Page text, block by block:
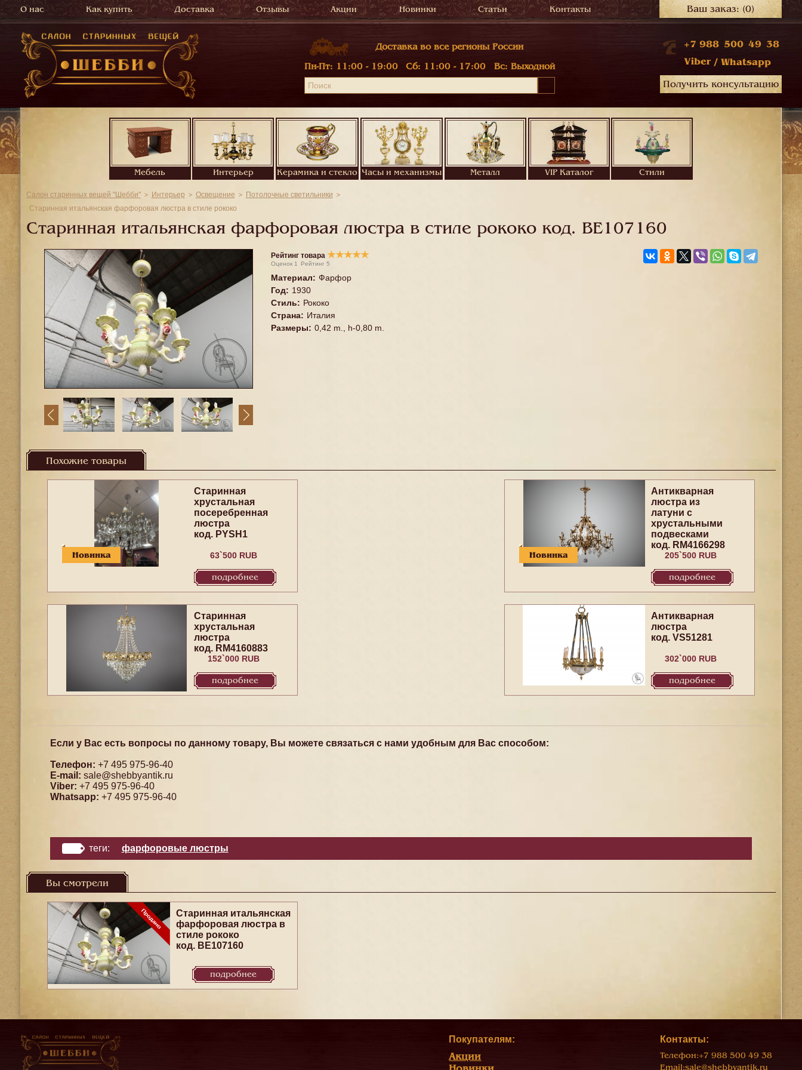
О нас Как купить Доставка Отзывы Акции Новинки Статьи Контакты Ваш заказ:(0)
Доставка во все регионы России
Пн-Пт: 11:00 - 19:00 Сб: 11:00 - 17:00 Вс: Выходной
+7 988 500 49 38
Viber / Whatsapp
Получить консультацию
Мебель Интерьер Керамика и стекло Часы и механизмы Металл VIP Каталог Стили
Салон старинных вещей "Шебби" Интерьер Освещение
Потолочные светильники
Старинная итальянская фарфоровая люстра в стиле рококо
Старинная итальянская фарфоровая люстра в стиле рококо код. BE107160
Рейтинг товара ★★★★★
Оценок 1 Рейтинг 5
Материал: Фарфор
Год: 1930
Стиль: Рококо
Страна: Италия
Размеры: 0,42 m., h-0,80 m.
Похожие товары
Новинка
Старинная
хрустальная
посеребренная
люстра
код. PYSH1
63`500 RUB
подробнее
Новинка
Антикварная
люстра из
латуни с
хрустальными
подвесками
код. RM4166298
205`500 RUB
подробнее
Старинная
хрустальная
люстра
код. RM4160883
152`000 RUB
подробнее
Антикварная
люстра
код. VS51281
302`000 RUB
подробнее
Если у Вас есть вопросы по данному товару, Вы можете связаться с нами удобным для Вас способом:
Телефон: +7 495 975-96-40
E-mail: sale@shebbyantik.ru
Viber: +7 495 975-96-40
Whatsapp: +7 495 975-96-40
теги: фарфоровые люстры
Вы смотрели
Старинная итальянская
фарфоровая люстра в
стиле рококо
код. BE107160
подробнее
Покупателям:
Акции
Контакты:
Телефон:+7 988 500 49 38
Email:sale@shebbyantik.ru